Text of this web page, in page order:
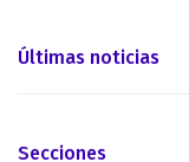
Últimas noticias
Secciones